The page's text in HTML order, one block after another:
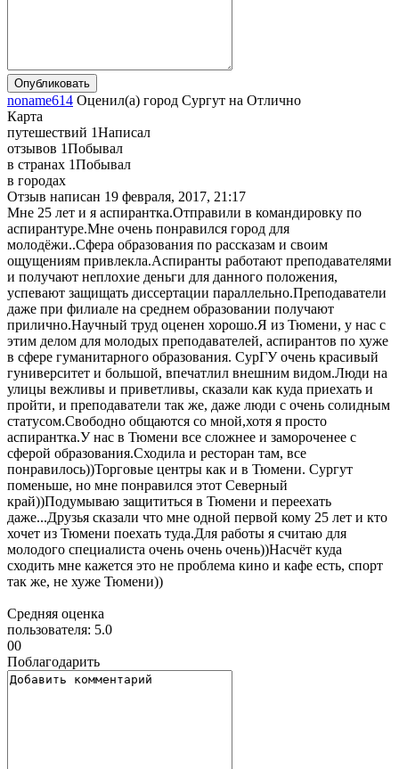
noname614 Оценил(а) город Сургут на Отлично
Карта
путешествий 1Написал
отзывов 1Побывал
в странах 1Побывал
в городах
Отзыв написан 19 февраля, 2017, 21:17
Мне 25 лет и я аспирантка.Отправили в командировку по
аспирантуре.Мне очень понравился город для
молодёжи..Сфера образования по рассказам и своим
ощущениям привлекла.Аспиранты работают преподавателями
и получают неплохие деньги для данного положения,
успевают защищать диссертации параллельно.Преподаватели
даже при филиале на среднем образовании получают
прилично.Научный труд оценен хорошо.Я из Тюмени, у нас с
этим делом для молодых преподавателей, аспирантов по хуже
в сфере гуманитарного образования. СурГУ очень красивый
гуниверситет и большой, впечатлил внешним видом.Люди на
улицы вежливы и приветливы, сказали как куда приехать и
пройти, и преподаватели так же, даже люди с очень солидным
статусом.Свободно общаются со мной,хотя я просто
аспирантка.У нас в Тюмени все сложнее и замороченее с
сферой образования.Сходила и ресторан там, все
понравилось))Торговые центры как и в Тюмени. Сургут
поменьше, но мне понравился этот Северный
край))Подумываю защититься в Тюмени и переехать
даже...Друзья сказали что мне одной первой кому 25 лет и кто
хочет из Тюмени поехать туда.Для работы я считаю для
молодого специалиста очень очень очень))Насчёт куда
сходить мне кажется это не проблема кино и кафе есть, спорт
так же, не хуже Тюмени))
Средняя оценка
пользователя: 5.0
00
Поблагодарить